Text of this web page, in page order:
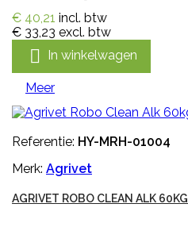
€ 40,21 incl. btw
€ 33,23 excl. btw
 In winkelwagen
Meer
Referentie: HY-MRH-01004
Merk: Agrivet
AGRIVET ROBO CLEAN ALK 60KG